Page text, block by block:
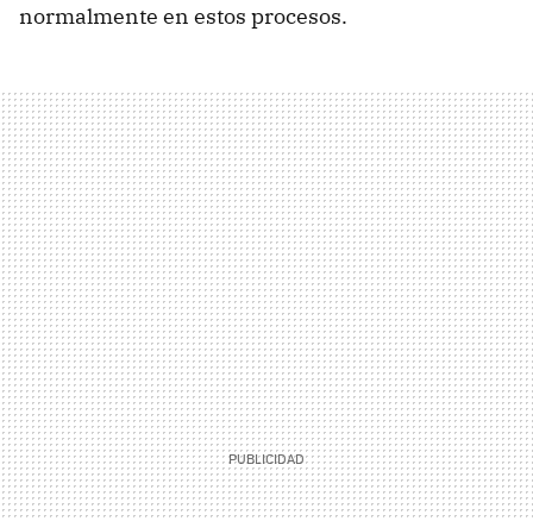
normalmente en estos procesos.